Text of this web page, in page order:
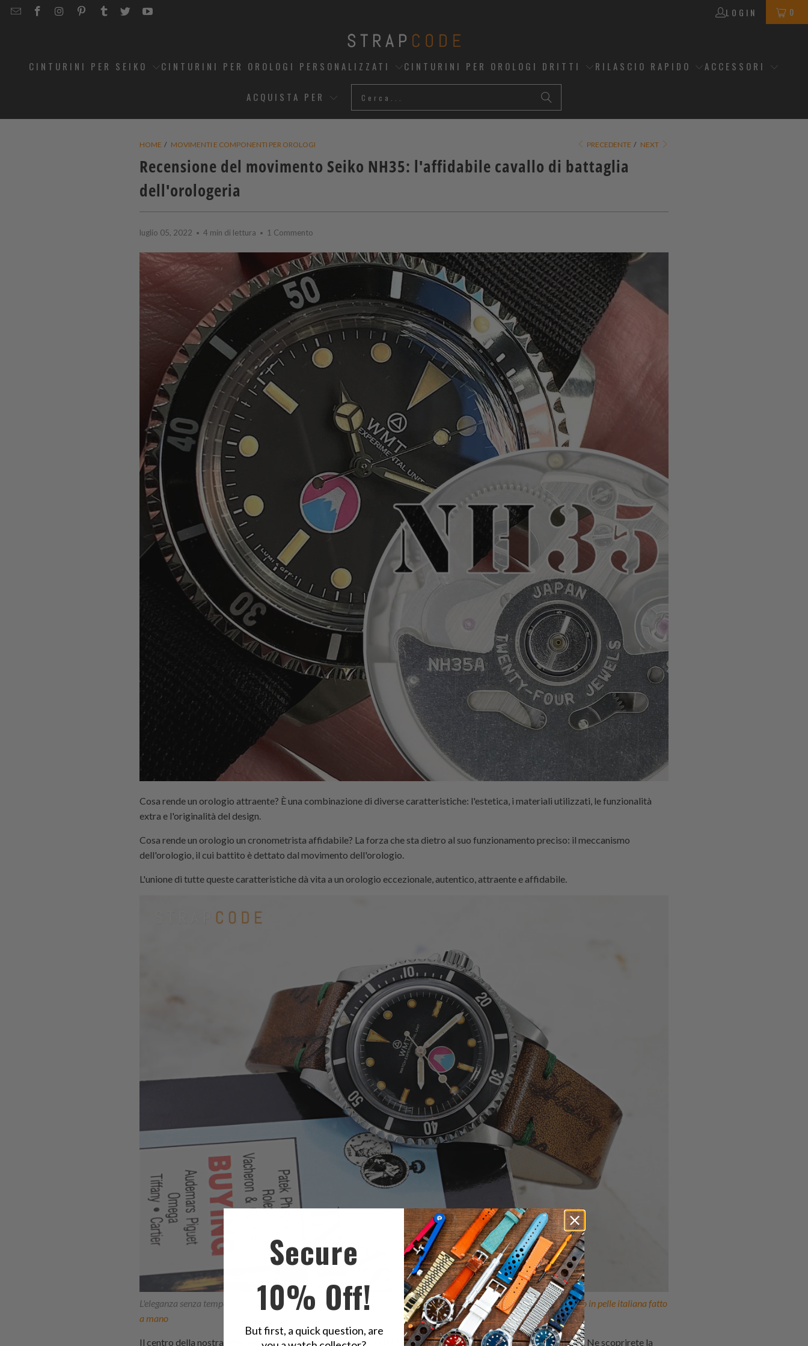
EMAILSTRAPCODE
STRAPCODE
STRAPCODE
STRAPCODE
STRAPCODE
STRAPCODE
LOGIN 0
CINTURINI PER SEIKO CINTURINI PER OROLOGI PERSONALIZZATI CINTURINI PER OROLOGI DRITTI RILASCIO RAPIDO ACCESSORI
ACQUISTA PER
HOME / MOVIMENTI E COMPONENTI PER OROLOGI PRECEDENTE / NEXT
Recensione del movimento Seiko NH35: l'affidabile cavallo di battaglia
dell'orologeria
luglio 05, 2022 4 min di lettura 1 Commento
Cosa rende un orologio attraente? È una combinazione di diverse caratteristiche: l'estetica, i materiali utilizzati, le funzionalità
extra e l'originalità del design.
Cosa rende un orologio un cronometrista affidabile? La forza che sta dietro al suo funzionamento preciso: il meccanismo
dell'orologio, il cui battito è dettato dal movimento dell'orologio.
L'unione di tutte queste caratteristiche dà vita a un orologio eccezionale, autentico, attraente e affidabile.
L'eleganza senza tempo e definitiva della versione Fuji di WMT Watches Royal Marine con
Q.R. Cinturino per orologio in pelle italiana fatto
a mano
Il centro della nostra attenzione oggi è il movimento Seiko NH35, uno dei meccanismi orologieri più utilizzati. Ne scoprirete la
Secure
10% Off!
But first, a quick question, are